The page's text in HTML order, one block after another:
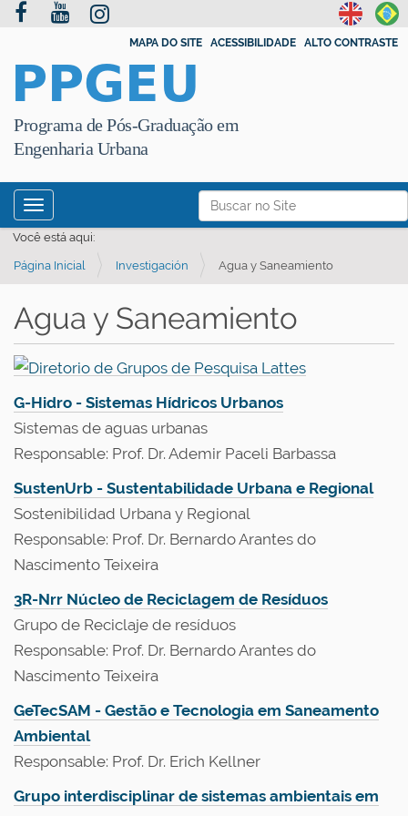
MAPA DO SITE ACESSIBILIDADE ALTO CONTRASTE
PPGEU
Programa de Pós-Graduação em
Engenharia Urbana
Busca
Busca Avançada…
Toggle navigation
Você está aqui:
Página Inicial Investigación Agua y Saneamiento
Agua y Saneamiento
G-Hidro - Sistemas Hídricos Urbanos
Sistemas de aguas urbanas
Responsable: Prof. Dr. Ademir Paceli Barbassa
SustenUrb - Sustentabilidade Urbana e Regional
Sostenibilidad Urbana y Regional
Responsable: Prof. Dr. Bernardo Arantes do
Nascimento Teixeira
3R-Nrr Núcleo de Reciclagem de Resíduos
Grupo de Reciclaje de resíduos
Responsable: Prof. Dr. Bernardo Arantes do
Nascimento Teixeira
GeTecSAM - Gestão e Tecnologia em Saneamento
Ambiental
Responsable: Prof. Dr. Erich Kellner
Grupo interdisciplinar de sistemas ambientais em